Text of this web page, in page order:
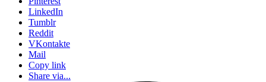
LinkedIn
Tumblr
Reddit
VKontakte
Mail
Copy link
Share via...